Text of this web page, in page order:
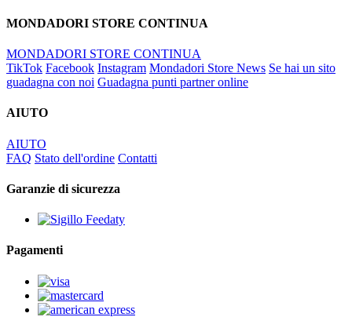
MONDADORI STORE CONTINUA
MONDADORI STORE CONTINUA
TikTok Facebook Instagram Mondadori Store News Se hai un sito
guadagna con noi Guadagna punti partner online
AIUTO
AIUTO
FAQ Stato dell'ordine Contatti
Garanzie di sicurezza
Pagamenti